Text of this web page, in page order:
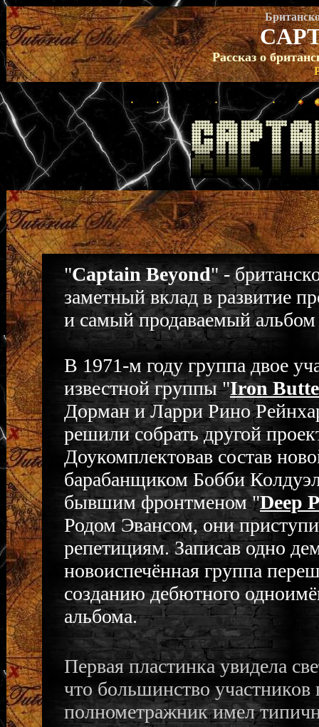
Рассказ о
"Captain Beyond" -
заметный вклад в развитие
и самый продаваемый
В 1971-м году группа двое
известной группы "Iron
Дорман и Ларри Рино
решили собрать другой
Доукомплектовав состав
барабанщиком Бобби
бывшим фронтменом "Deep
Родом Эвансом, они
репетициям. Записав одно
новоиспечённая группа
созданию дебютного
альбома.
Первая пластинка увидела
что большинство
полнометражник имел